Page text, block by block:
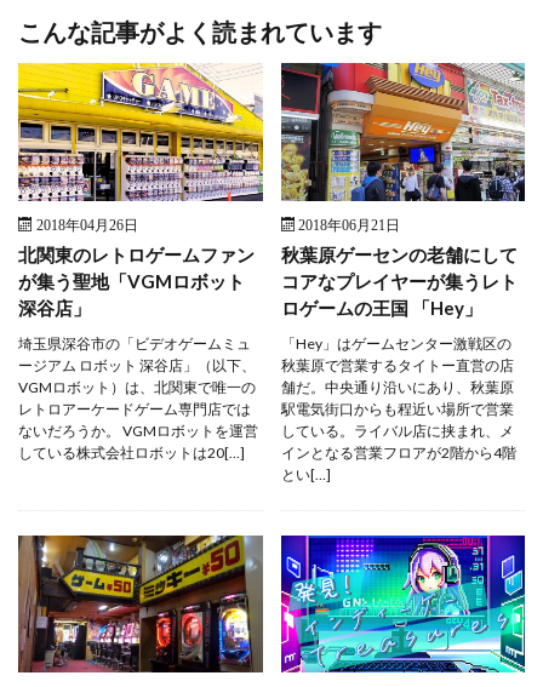
こんな記事がよく読まれています
2018年04月26日
北関東のレトロゲームファン
が集う聖地「VGMロボット
深谷店」
埼玉県深谷市の「ビデオゲームミュ
ージアム ロボット 深谷店」（以下、
VGMロボット）は、北関東で唯一の
レトロアーケードゲーム専門店では
ないだろうか。 VGMロボットを運営
している株式会社ロボットは20[…]
2018年06月21日
秋葉原ゲーセンの老舗にして
コアなプレイヤーが集うレト
ロゲームの王国 「Hey」
「Hey」はゲームセンター激戦区の
秋葉原で営業するタイトー直営の店
舗だ。中央通り沿いにあり、秋葉原
駅電気街口からも程近い場所で営業
している。ライバル店に挟まれ、メ
インとなる営業フロアが2階から4階
とい[…]